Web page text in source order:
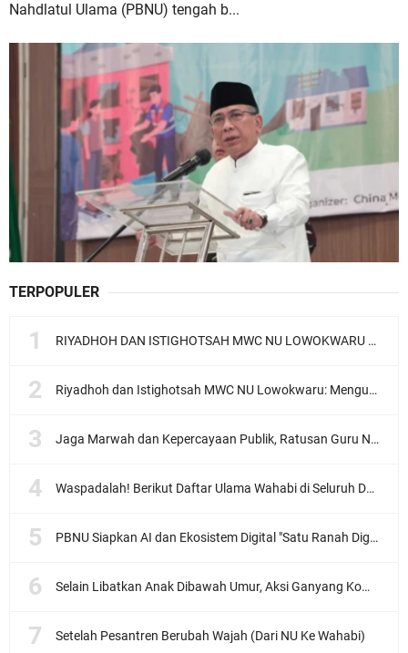
Nahdlatul Ulama (PBNU) tengah b...
TERPOPULER
RIYADHOH DAN ISTIGHOTSAH MWC NU LOWOKWARU Menyambut Muktamar NU ke-35, Meneguhkan Sanad Laku Para Muassis
Riyadhoh dan Istighotsah MWC NU Lowokwaru: Menguatkan Doa, Menjalin Ukhuwah Menyambut Muktamar NU ke-35
Jaga Marwah dan Kepercayaan Publik, Ratusan Guru Ngaji Kota Malang Serukan Deklarasi Ramah Anak
Waspadalah! Berikut Daftar Ulama Wahabi di Seluruh Dunia dan Karya-karyanya
PBNU Siapkan AI dan Ekosistem Digital "Satu Ranah Digital untuk Ulama", Siap Diluncurkan dalam Waktu Dekat!
Selain Libatkan Anak Dibawah Umur, Aksi Ganyang Komunis Jadi Sorotan Karena Ada Narasi Halal Sembelih Orang
Setelah Pesantren Berubah Wajah (Dari NU Ke Wahabi)